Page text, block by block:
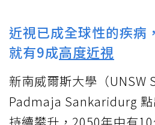
近視已成全球性的疾病
就有9成高度近視
新南威爾斯大學（UNSW
Padmaja Sankaridurg